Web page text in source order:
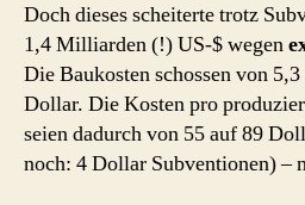
Doch dieses scheiterte trotz
1,4 Milliarden (!) US-$ wegen
Die Baukosten schossen von
Dollar. Die Kosten pro
seien dadurch von 55 auf 89
noch: 4 Dollar Subventionen) –